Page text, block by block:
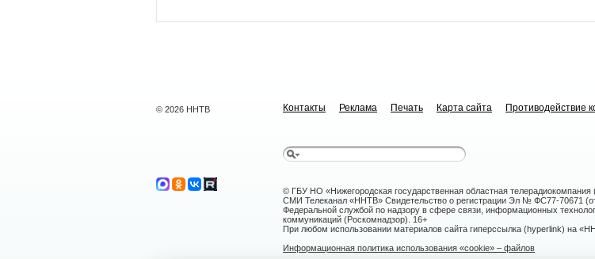
© 2026 ННТВ Контакты Реклама Печать Карта сайта Противодействие
© ГБУ НО «Нижегородская государственная областная
СМИ Телеканал «ННТВ» Свидетельство о регистрации Эл № ФС77-70671
Федеральной службой по надзору в сфере связи, информационных
коммуникаций (Роскомнадзор). 16+
При любом использовании материалов сайта гиперссылка (hyperlink) на
Информационная политика использования «cookie» – файлов